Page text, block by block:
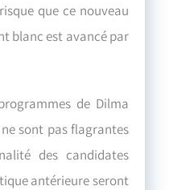
que ce nouveau
blanc est avancé par
de Dilma
sont pas flagrantes
des candidates
antérieure seront